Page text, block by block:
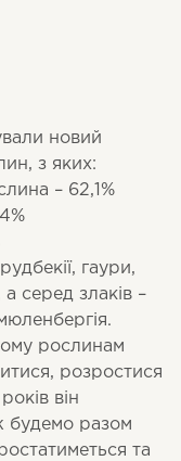
новий
з яких:
– 62,1%
гаури,
серед злаків –
рослинам
розростися
він
будемо разом
та